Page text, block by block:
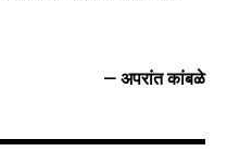
– अपरांत कांबळे